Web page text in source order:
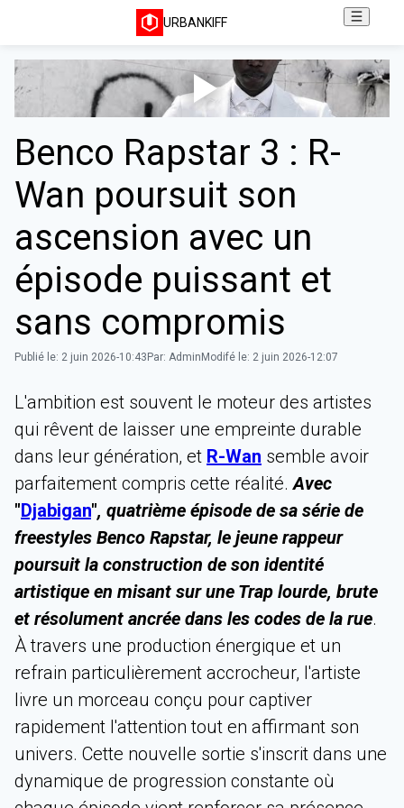
URBANKIFF
Benco Rapstar 3 : R-
Wan poursuit son
ascension avec un
épisode puissant et
sans compromis
Publié le: 2 juin 2026-10:43 Par: Admin Modifé le: 2 juin 2026-12:07
‎L'ambition est souvent le moteur des artistes
qui rêvent de laisser une empreinte durable
dans leur génération, et R-Wan semble avoir
parfaitement compris cette réalité.Avec
"Djabigan", quatrième épisode de sa série de
freestyles Benco Rapstar, le jeune rappeur
poursuit la construction de son identité
artistique en misant sur une Trap lourde, brute
et résolument ancrée dans les codes de la rue.
À travers une production énergique et un
refrain particulièrement accrocheur, l'artiste
livre un morceau conçu pour captiver
rapidement l'attention tout en affirmant son
univers. Cette nouvelle sortie s'inscrit dans une
dynamique de progression constante où